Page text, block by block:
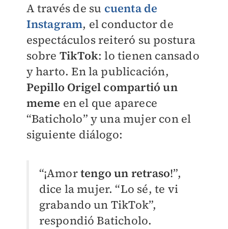
A través de su cuenta de
Instagram, el conductor de
espectáculos reiteró su postura
sobre TikTok: lo tienen cansado
y harto. En la publicación,
Pepillo Origel compartió un
meme en el que aparece
“Baticholo” y una mujer con el
siguiente diálogo:
“¡Amortengo un retraso!”,
dice la mujer. “Lo sé, te vi
grabando un TikTok”,
respondió Baticholo.